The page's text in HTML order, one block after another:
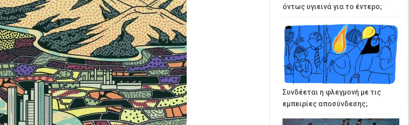
όντως υγιεινά για το έντερο;
Συνδέεται η φλεγμονή με τις
εμπειρίες αποσύνδεσης;